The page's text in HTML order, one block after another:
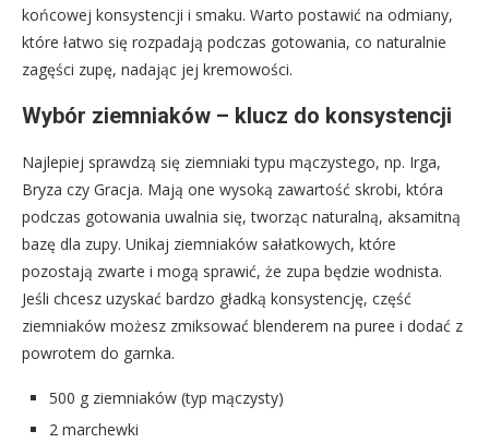
końcowej konsystencji i smaku. Warto postawić na odmiany,
które łatwo się rozpadają podczas gotowania, co naturalnie
zagęści zupę, nadając jej kremowości.
Wybór ziemniaków – klucz do konsystencji
Najlepiej sprawdzą się ziemniaki typu mączystego, np. Irga,
Bryza czy Gracja. Mają one wysoką zawartość skrobi, która
podczas gotowania uwalnia się, tworząc naturalną, aksamitną
bazę dla zupy. Unikaj ziemniaków sałatkowych, które
pozostają zwarte i mogą sprawić, że zupa będzie wodnista.
Jeśli chcesz uzyskać bardzo gładką konsystencję, część
ziemniaków możesz zmiksować blenderem na puree i dodać z
powrotem do garnka.
500 g ziemniaków (typ mączysty)
2 marchewki